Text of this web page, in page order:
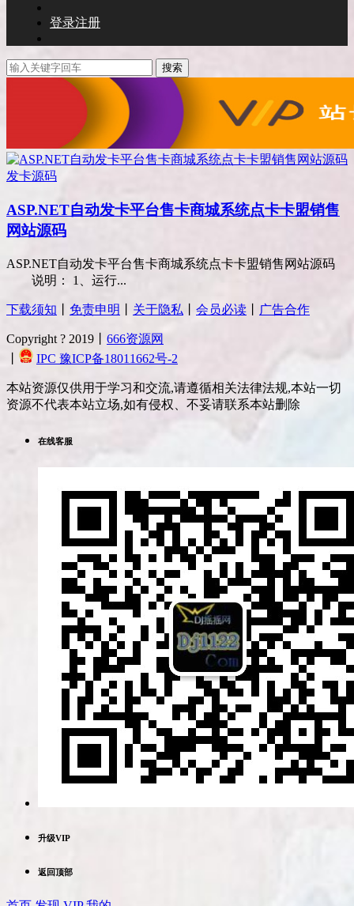
登录注册
搜索
发卡源码
ASP.NET自动发卡平台售卡商城系统点卡卡盟销售
网站源码
ASP.NET自动发卡平台售卡商城系统点卡卡盟销售网站源码
说明： 1、运行...
下载须知 免责申明 关于隐私 会员必读 广告合作
Copyright ? 2019丨 666资源网
IPC 豫ICP备18011662号-2
本站资源仅供用于学习和交流,请遵循相关法律法规,本站一切
资源不代表本站立场,如有侵权、不妥请联系本站删除
在线客服
升级VIP
返回顶部